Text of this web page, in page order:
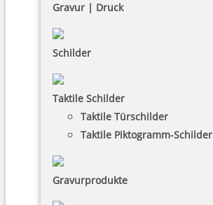
Gravur | Druck
Schilder
Taktile Schilder
Taktile Türschilder
Taktile Piktogramm-Schilder
Gravurprodukte